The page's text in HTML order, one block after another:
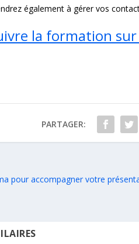
également à gérer vos
la formation
PARTAGER:
pour accompagner votre